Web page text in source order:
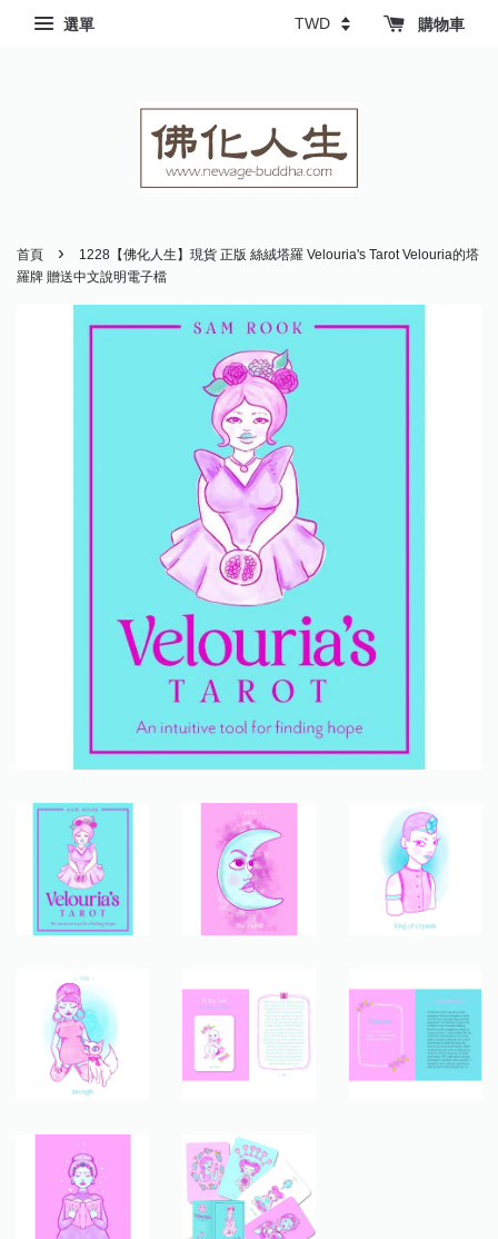
選單 購物車
首頁 ›
1228【佛化人生】現貨 正版 絲絨塔羅 Velouria's Tarot Velouria的塔
羅牌 贈送中文說明電子檔